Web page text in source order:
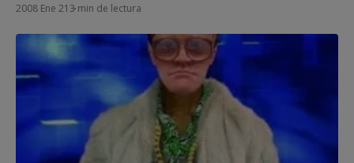
2008 Ene 213 min de lectura